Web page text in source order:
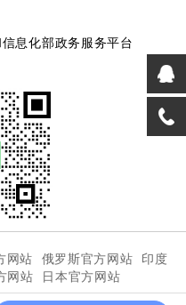
信息化部政务服务平台
网站 俄罗斯官方网站
印度
网站 日本官方网站